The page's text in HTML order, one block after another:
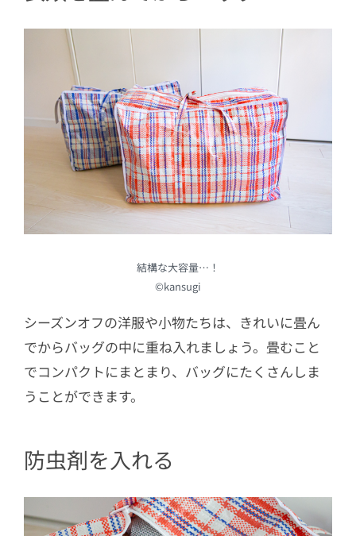
結構な大容量…！
©kansugi
シーズンオフの洋服や小物たちは、きれいに畳ん
でからバッグの中に重ね入れましょう。畳むこと
でコンパクトにまとまり、バッグにたくさんしま
うことができます。
防虫剤を入れる